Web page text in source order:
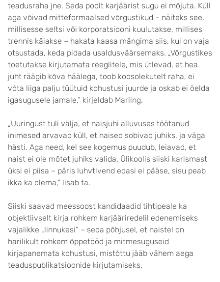
teadusraha jne. Seda poolt karjäärist sugu ei mõjuta. Küll
aga võivad mitteformaalsed võrgustikud – näiteks see,
millisesse seltsi või korporatsiooni kuulutakse, millises
trennis käiakse – hakata kaasa mängima siis, kui on vaja
otsustada, keda pidada usaldusväärsemaks. „Võrgustikes
toetutakse kirjutamata reeglitele, mis ütlevad, et hea
juht räägib kõva häälega, toob koosolekutelt raha, ei
võta liiga palju tüütuid kohustusi juurde ja oskab ei öelda
igasugusele jamale,“ kirjeldab Marling.
„Uuringust tuli välja, et naisjuhi alluvuses töötanud
inimesed arvavad küll, et naised sobivad juhiks, ja väga
hästi. Aga need, kel see kogemus puudub, leiavad, et
naist ei ole mõtet juhiks valida. Ülikoolis siiski karismast
üksi ei piisa – päris luhvtivend edasi ei pääse, sisu peab
ikka ka olema,“ lisab ta.
Siiski saavad meessoost kandidaadid tihtipeale ka
objektiivselt kirja rohkem karjääriredelil edenemiseks
vajalikke „linnukesi“ – seda põhjusel, et naistel on
harilikult rohkem õppetööd ja mitmesuguseid
kirjapanemata kohustusi, mistõttu jääb vähem aega
teaduspublikatsioonide kirjutamiseks.